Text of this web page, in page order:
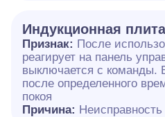
Индукционная
Признак: После
реагирует на панель
выключается с команды.
после определенного
покоя
Причина: